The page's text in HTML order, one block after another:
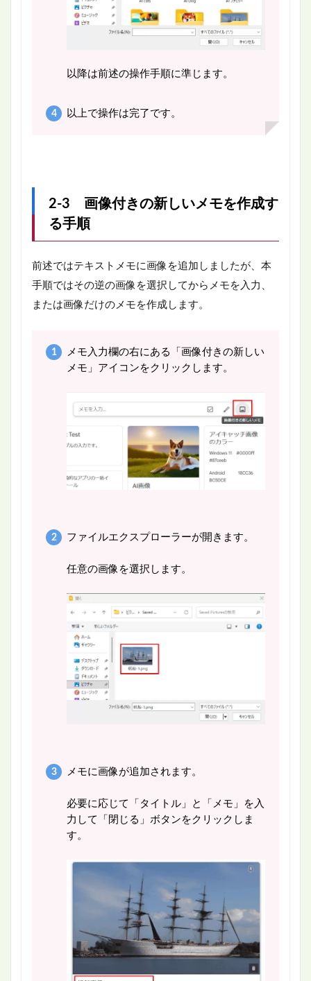
以降は前述の操作手順に準じます。
以上で操作は完了です。
2-3 画像付きの新しいメモを作成す
る手順
前述ではテキストメモに画像を追加しましたが、本
手順ではその逆の画像を選択してからメモを入力、
または画像だけのメモを作成します。
メモ入力欄の右にある「画像付きの新しい
メモ」アイコンをクリックします。
ファイルエクスプローラーが開きます。
任意の画像を選択します。
メモに画像が追加されます。
必要に応じて「タイトル」と「メモ」を入
力して「閉じる」ボタンをクリックしま
す。